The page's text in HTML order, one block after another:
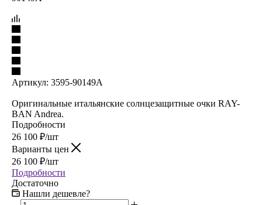
Артикул: 3595-90149A
Оригинальные итальянские солнцезащитные очки RAY-
BAN Andrea.
Подробности
26 100 ₽/шт
Варианты цен
26 100 ₽/шт
Подробности
Достаточно
Нашли дешевле?